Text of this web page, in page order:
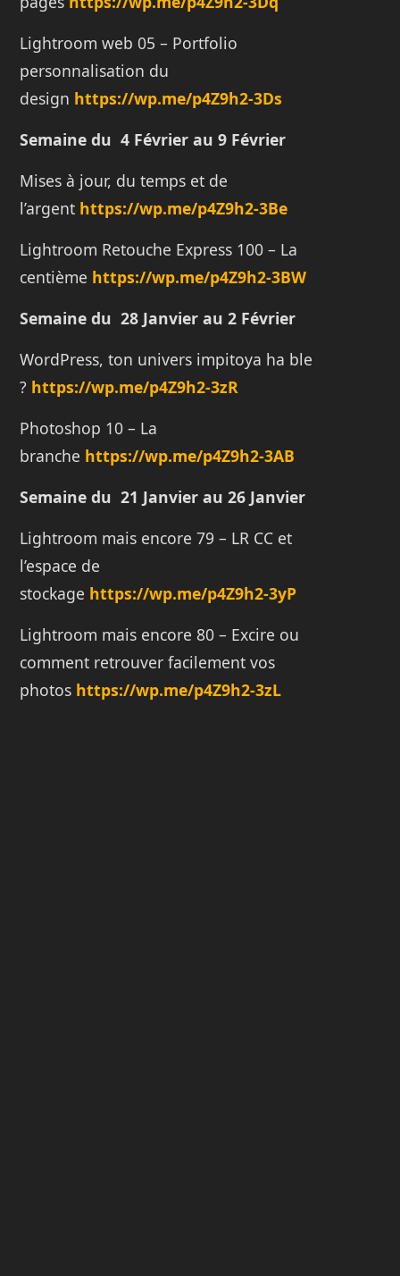
Lightroom web 05 – Portfolio
personnalisation du
design https://wp.me/p4Z9h2-3Ds
Semaine du 4 Février au 9 Février
Mises à jour, du temps et de
l’argent https://wp.me/p4Z9h2-3Be
Lightroom Retouche Express 100 – La
centième https://wp.me/p4Z9h2-3BW
Semaine du 28 Janvier au 2 Février
WordPress, ton univers impitoya ha ble
? https://wp.me/p4Z9h2-3zR
Photoshop 10 – La
branche https://wp.me/p4Z9h2-3AB
Semaine du 21 Janvier au 26 Janvier
Lightroom mais encore 79 – LR CC et
l’espace de
stockage https://wp.me/p4Z9h2-3yP
Lightroom mais encore 80 – Excire ou
comment retrouver facilement vos
photos https://wp.me/p4Z9h2-3zL